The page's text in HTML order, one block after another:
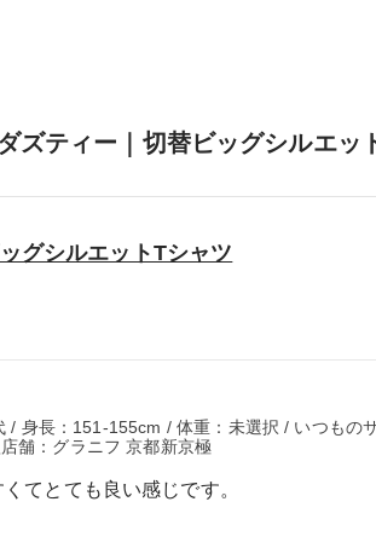
ズティー｜切替ビッグシルエッ
グシルエットTシャツ
身長：151-155cm / 体重：未選択 / いつもの
舗：グラニフ 京都新京極
てとても良い感じです。